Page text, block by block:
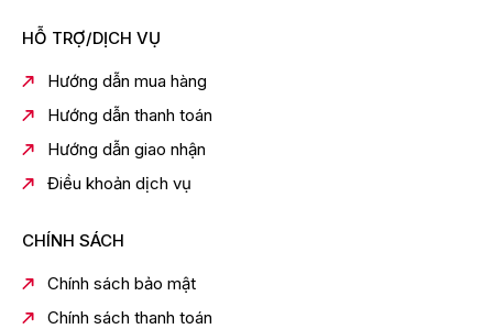
HỖ TRỢ/DỊCH VỤ
Hướng dẫn mua hàng
Hướng dẫn thanh toán
Hướng dẫn giao nhận
Điều khoản dịch vụ
CHÍNH SÁCH
Chính sách bảo mật
Chính sách thanh toán